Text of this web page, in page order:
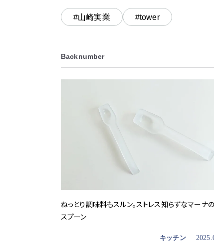
#山崎実業 #tower
Backnumber
ねっとり調味料もスルン。ストレス知らずなマーナ
スプーン
キッチン